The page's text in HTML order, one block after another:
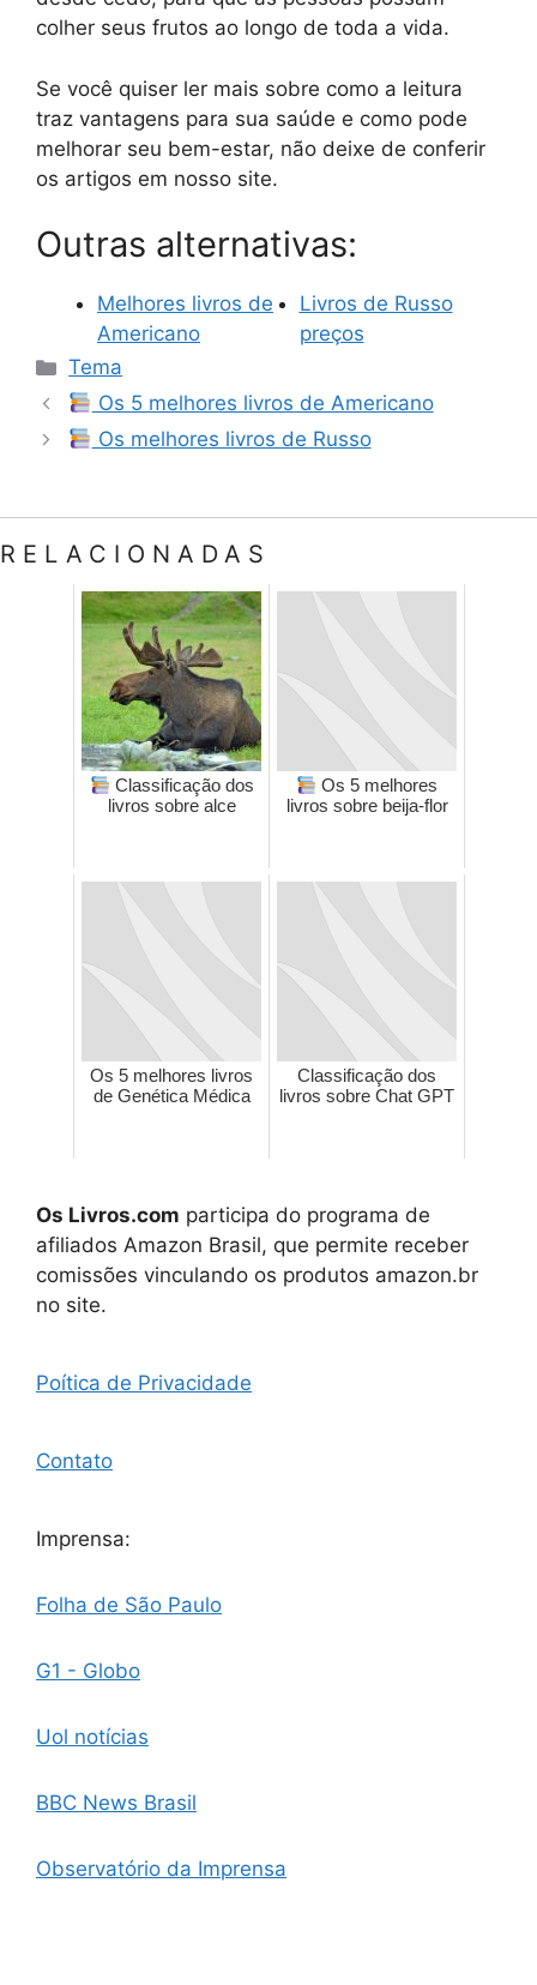
colher seus frutos ao longo de toda a vida.
Se você quiser ler mais sobre como a leitura
traz vantagens para sua saúde e como pode
melhorar seu bem-estar, não deixe de conferir
os artigos em nosso site.
Outras alternativas:
Melhores livros de
Americano
Livros de Russo
preços
Categorias
Tema
Os 5 melhores livros de Americano
Os melhores livros de Russo
RELACIONADAS
Classificação dos
livros sobre alce
Os 5 melhores
livros sobre beija-flor
Os 5 melhores livros
de Genética Médica
Classificação dos
livros sobre Chat GPT
Os Livros.com participa do programa de
afiliados Amazon Brasil, que permite receber
comissões vinculando os produtos amazon.br
no site.
Poítica de Privacidade
Contato
Imprensa:
Folha de São Paulo
G1 - Globo
Uol notícias
BBC News Brasil
Observatório da Imprensa